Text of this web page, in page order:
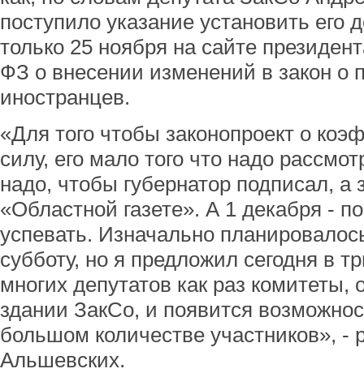
поступило указание установить его
только 25 ноября на сайте
ФЗ о внесении изменений в закон о
иностранцев.
«Для того чтобы законопроект о
силу, его мало того что надо
надо, чтобы губернатор подписал, а
«Областной газете». А 1 декабря -
успевать. Изначально
субботу, но я предложил сегодня в
многих депутатов как раз комитеты,
здании ЗакСо, и появится
большом количестве участников»,
Альшевских.